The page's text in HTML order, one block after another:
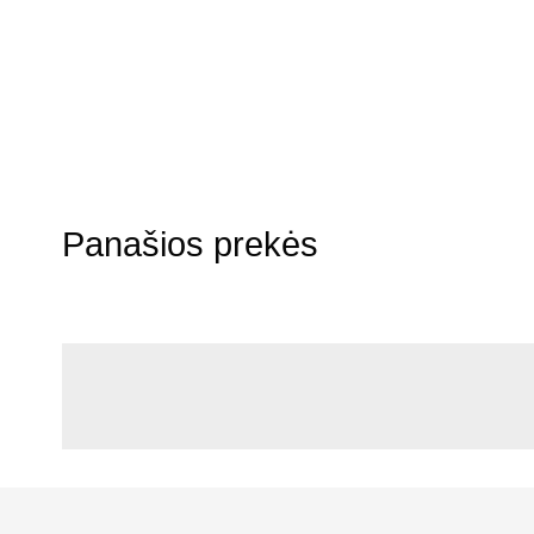
Panašios prekės